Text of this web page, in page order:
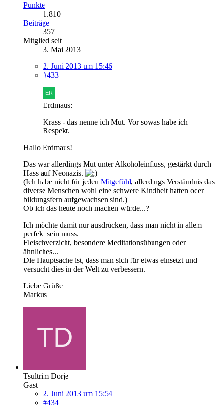
Punkte
1.810
Beiträge
357
Mitglied seit
3. Mai 2013
2. Juni 2013 um 15:46
#433
Erdmaus:
Krass - das nenne ich Mut. Vor sowas habe ich
Respekt.
Hallo Erdmaus!
Das war allerdings Mut unter Alkoholeinfluss, gestärkt durch
Hass auf Neonazis.
(Ich habe nicht für jeden Mitgefühl, allerdings Verständnis das
diverse Menschen wohl eine schwere Kindheit hatten oder
bildungsfern aufgewachsen sind.)
Ob ich das heute noch machen würde...?
Ich möchte damit nur ausdrücken, dass man nicht in allem
perfekt sein muss.
Fleischverzicht, besondere Meditationsübungen oder
ähnliches...
Die Hauptsache ist, dass man sich für etwas einsetzt und
versucht dies in der Welt zu verbessern.
Liebe Grüße
Markus
Tsultrim Dorje
Gast
2. Juni 2013 um 15:54
#434